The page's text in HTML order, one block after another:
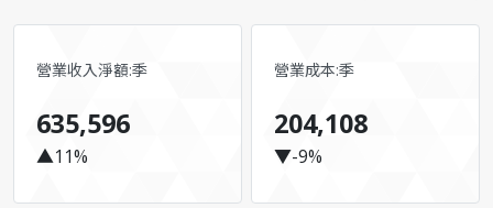
營業收入淨額:季
635,596
▲11%
營業成本:季
204,108
▼-9%